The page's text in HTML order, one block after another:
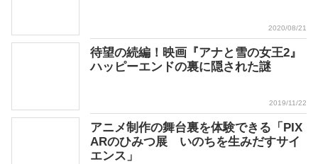
2020/08/21
待望の続編！映画『アナと雪の女王2』
ハッピーエンドの裏に隠された謎
2019/11/22
アニメ制作の舞台裏を体験できる「PIX
ARのひみつ展 いのちを生みだすサイ
エンス」